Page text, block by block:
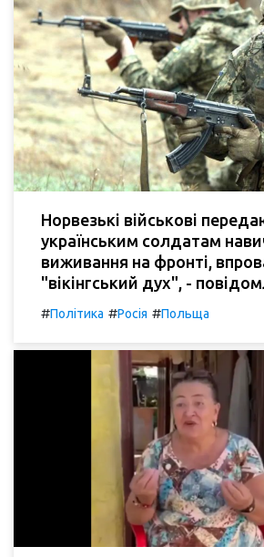
Норвезькі військові
українським солдатам
виживання на фронті,
"вікінгський дух", -
#Політика #Росія #Польща